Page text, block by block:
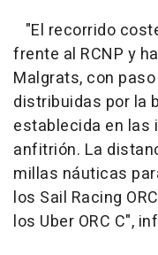
"El recorrido
frente al RCNP y
Malgrats, con
distribuidas por la
establecida en las
anfitrión. La
millas náuticas
los Sail Racing
los Uber ORC C",